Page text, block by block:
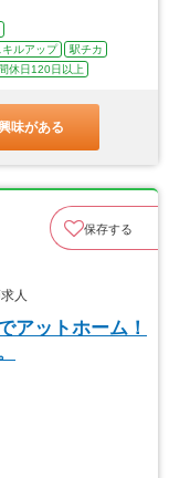
キルアップ
駅チカ
休日120日以上
味がある
保存する
人
アットホーム！